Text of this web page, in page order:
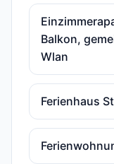
Balkon,
Wlan
Ferienhaus